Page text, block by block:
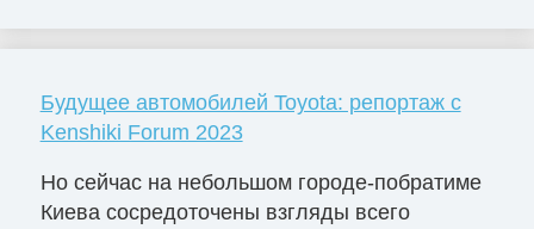
Будущее автомобилей Toyota: репортаж с
Kenshiki Forum 2023
Но сейчас на небольшом городе-побратиме
Киева сосредоточены взгляды всего